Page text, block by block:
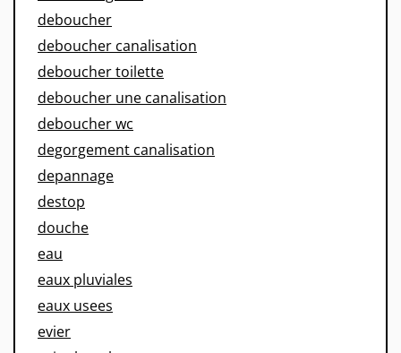
deboucher
deboucher canalisation
deboucher toilette
deboucher une canalisation
deboucher wc
degorgement canalisation
depannage
destop
douche
eau
eaux pluviales
eaux usees
evier